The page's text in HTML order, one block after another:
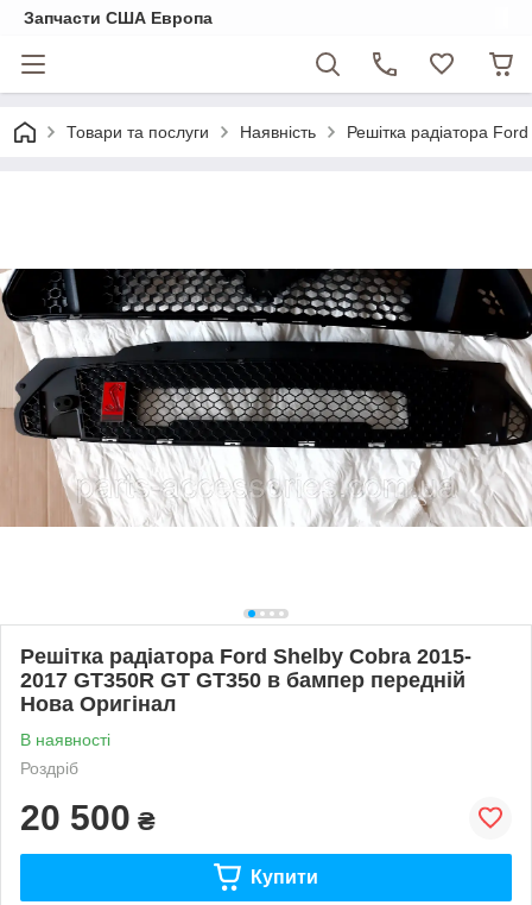
Запчасти США Европа
Товари та послуги Наявність Решітка радіатора
Решітка радіатора Ford Shelby Cobra 2015-
2017 GT350R GT GT350 в бампер передній
Нова Оригінал
В наявності
Роздріб
20 500 ₴
Купити